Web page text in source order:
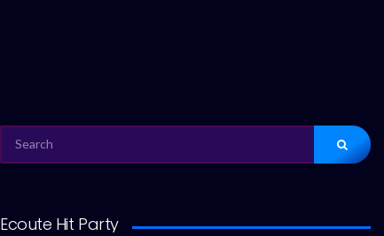
FOR:
Ecoute Hit Party